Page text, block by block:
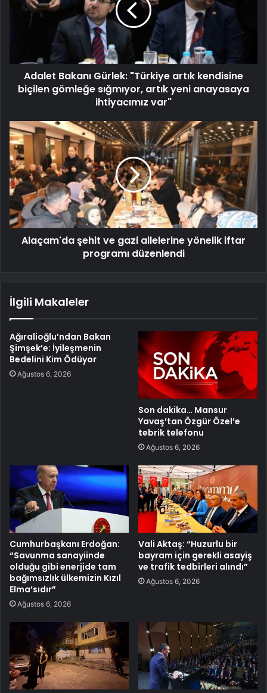
Adalet Bakanı Gürlek: "Türkiye artık kendisine
biçilen gömleğe sığmıyor, artık yeni anayasaya
ihtiyacımız var"
Alaçam'da şehit ve gazi ailelerine yönelik iftar
programı düzenlendi
İlgili Makaleler
Ağıralioğlu’ndan Bakan
Şimşek’e: İyileşmenin
Bedelini Kim Ödüyor
Ağustos 6, 2026
Son dakika… Mansur
Yavaş’tan Özgür Özel’e
tebrik telefonu
Ağustos 6, 2026
Cumhurbaşkanı Erdoğan:
“Savunma sanayiinde
olduğu gibi enerjide tam
bağımsızlık ülkemizin Kızıl
Elma’sıdır”
Ağustos 6, 2026
Vali Aktaş: “Huzurlu bir
bayram için gerekli asayiş
ve trafik tedbirleri alındı”
Ağustos 6, 2026